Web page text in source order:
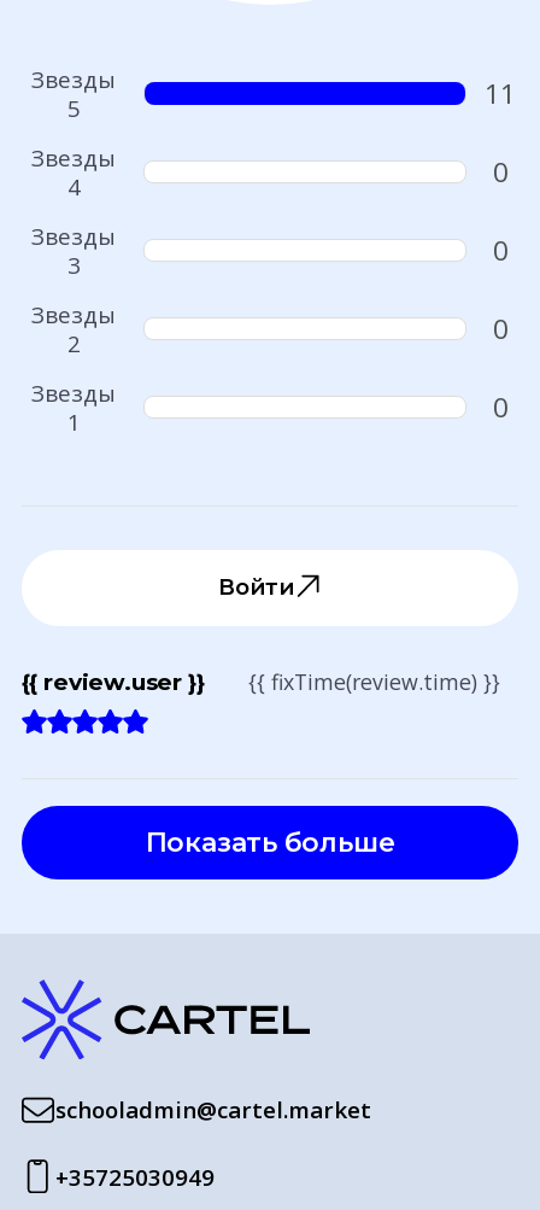
Звезды
5
11
Звезды
4
0
Звезды
3
0
Звезды
2
0
Звезды
1
0
Войти
{{ review.user }} {{ fixTime(review.time) }}
Показать больше
schooladmin@cartel.market
+35725030949